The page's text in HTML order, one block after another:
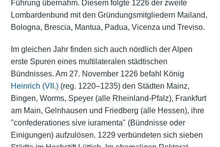
Führung übernahm. Diesem folgte 1226 der zweite
Lombardenbund mit den Gründungsmitgliedern Mailand,
Bologna, Brescia, Mantua, Padua, Vicenza und Treviso.
Im gleichen Jahr finden sich auch nördlich der Alpen
erste Spuren eines multilateralen städtischen
Bündnisses. Am 27. November 1226 befahl König
Heinrich (VII.)(reg. 1220–1235) den Städten Mainz,
Bingen, Worms, Speyer (alle Rheinland-Pfalz), Frankfurt
am Main, Gelnhausen und Friedberg (alle Hessen), ihre
"confederationes sive iuramenta" (Bündnisse oder
Einigungen) aufzulösen. 1229 verbündeten sich sieben